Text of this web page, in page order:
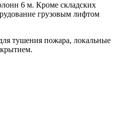
6 м. Кроме складских
грузовым лифтом
тушения пожара, локальные